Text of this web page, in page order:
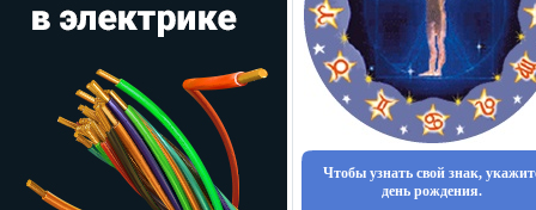
Чтобы узнать свой знак,
день рождения.